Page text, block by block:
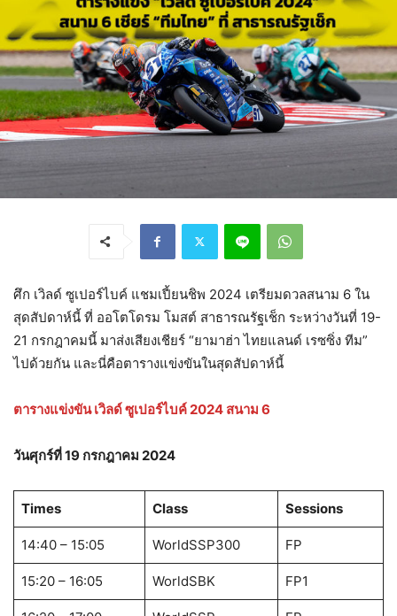
ศึก เวิลด์ ซูเปอร์ไบค์ แชมเปี้ยนชิพ 2024 เตรียมดวลสนาม 6 ใน
สุดสัปดาห์นี้ ที่ ออโตโดรม โมสต์ สาธารณรัฐเช็ก ระหว่างวันที่ 19-
21 กรกฎาคมนี้ มาส่งเสียงเชียร์ “ยามาฮ่า ไทยแลนด์ เรซซิ่ง ทีม”
ไปด้วยกัน และนี่คือตารางแข่งขันในสุดสัปดาห์นี้
ตารางแข่งขัน เวิลด์ ซูเปอร์ไบค์ 2024 สนาม 6
วันศุกร์ที่ 19 กรกฎาคม 2024
Times Class Sessions
14:40 – 15:05 WorldSSP300 FP
15:20 – 16:05 WorldSBK FP1